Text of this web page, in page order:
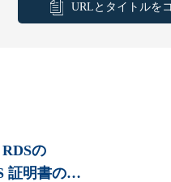
URLとタイトルを
の
証明書の…